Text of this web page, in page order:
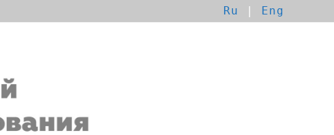
Ru | Eng